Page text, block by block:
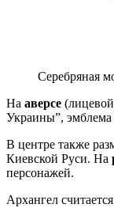
Серебряная
На аверсе
Украины”, эмблема
В центре также
Киевской Руси. На
персонажей.
Архангел